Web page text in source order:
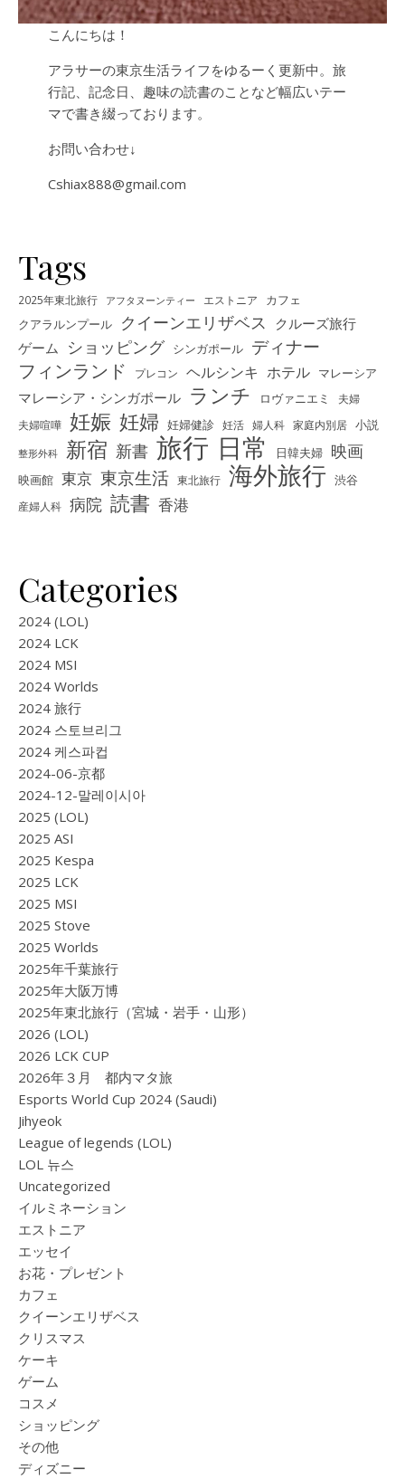
こんにちは！
アラサーの東京生活ライフをゆるーく更新中。旅
行記、記念日、趣味の読書のことなど幅広いテー
マで書き綴っております。
お問い合わせ↓
Cshiax888@gmail.com
Tags
2025年東北旅行 アフタヌーンティー エストニア カフェ
クアラルンプール クイーンエリザベス
クルーズ旅行
ゲーム
ショッピング シンガポール ディナー
フィンランド プレコン ヘルシンキ ホテル マレーシア
マレーシア・シンガポール ランチ ロヴァニエミ
夫婦
夫婦喧嘩 妊娠 妊婦 妊婦健診 妊活 婦人科 家庭内別居 小説
整形外科 新宿 新書 旅行 日常 日韓夫婦 映画
映画館 東京 東京生活 東北旅行 海外旅行 渋谷
産婦人科 病院 読書 香港
Categories
2024 (LOL)
2024 LCK
2024 MSI
2024 Worlds
2024 旅行
2024 스토브리그
2024 케스파컵
2024-06-京都
2024-12-말레이시아
2025 (LOL)
2025 ASI
2025 Kespa
2025 LCK
2025 MSI
2025 Stove
2025 Worlds
2025年千葉旅行
2025年大阪万博
2025年東北旅行（宮城・岩手・山形）
2026 (LOL)
2026 LCK CUP
2026年３月 都内マタ旅
Esports World Cup 2024 (Saudi)
Jihyeok
League of legends (LOL)
LOL 뉴스
Uncategorized
イルミネーション
エストニア
エッセイ
お花・プレゼント
カフェ
クイーンエリザベス
クリスマス
ケーキ
ゲーム
コスメ
ショッピング
その他
ディズニー